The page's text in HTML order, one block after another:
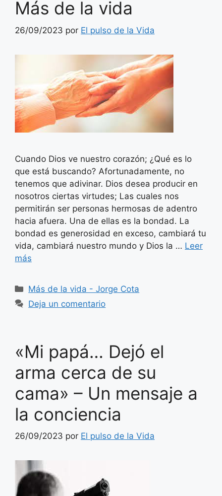
Más de la vida
26/09/2023 por El pulso de la Vida
Cuando Dios ve nuestro corazón; ¿Qué es lo
que está buscando? Afortunadamente, no
tenemos que adivinar. Dios desea producir en
nosotros ciertas virtudes; Las cuales nos
permitirán ser personas hermosas de adentro
hacia afuera. Una de ellas es la bondad. La
bondad es generosidad en exceso, cambiará tu
vida, cambiará nuestro mundo y Dios la … Leer
más
Categorías
Más de la vida - Jorge Cota
Deja un comentario
«Mi papá… Dejó el
arma cerca de su
cama» – Un mensaje a
la conciencia
26/09/2023 por El pulso de la Vida